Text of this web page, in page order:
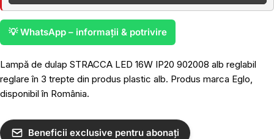
💡 WhatsApp – informații & potrivire
Lampă de dulap STRACCA LED 16W IP20 902008 alb reglabil
reglare în 3 trepte din produs plastic alb. Produs marca Eglo,
disponibil în România.
Beneficii exclusive pentru abonați